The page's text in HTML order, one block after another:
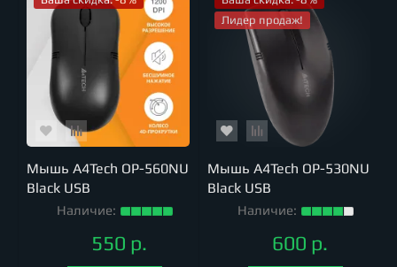
Мышь A4Tech OP-560NU
Black USB
Наличие:
550 р.
Лидер продаж!
Мышь A4Tech OP-530NU
Black USB
Наличие:
600 р.